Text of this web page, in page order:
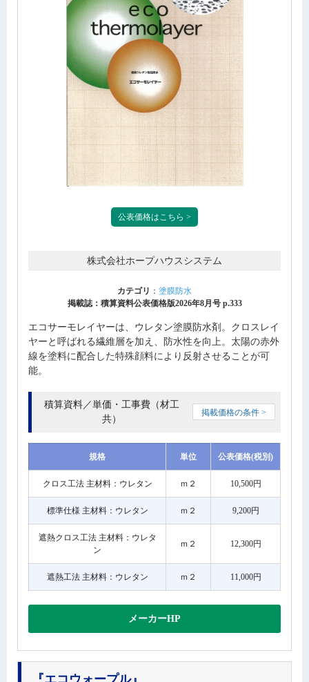
公表価格はこちら >
株式会社ホープハウスシステム
カテゴリ ： 塗膜防水
掲載誌：積算資料公表価格版2026年8月号 p.333
エコサーモレイヤーは、ウレタン塗膜防水剤。クロスレイ
ヤーと呼ばれる繊維層を加え、防水性を向上。太陽の赤外
線を塗料に配合した特殊顔料により反射させることが可
能。
積算資料／単価・工事費（材工
共）
掲載価格の条件 >
規格 単位 公表価格(税別)
クロス工法 主材料：ウレタン ｍ２ 10,500円
標準仕様 主材料：ウレタン ｍ２ 9,200円
遮熱クロス工法 主材料：ウレタ
ン
ｍ２ 12,300円
遮熱工法 主材料：ウレタン ｍ２ 11,000円
メーカーHP
『エコウォープル』